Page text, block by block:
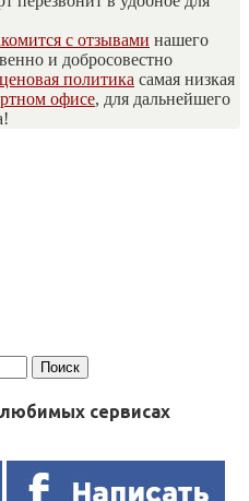
с отзывами нашего
и добросовестно
ценовая политика самая низкая
офисе, для дальнейшего
сервисах